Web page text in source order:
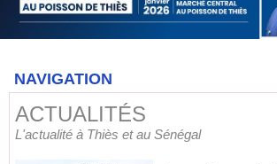
NAVIGATION
ACTUALITÉS
L'actualité à Thiès et au Sénégal